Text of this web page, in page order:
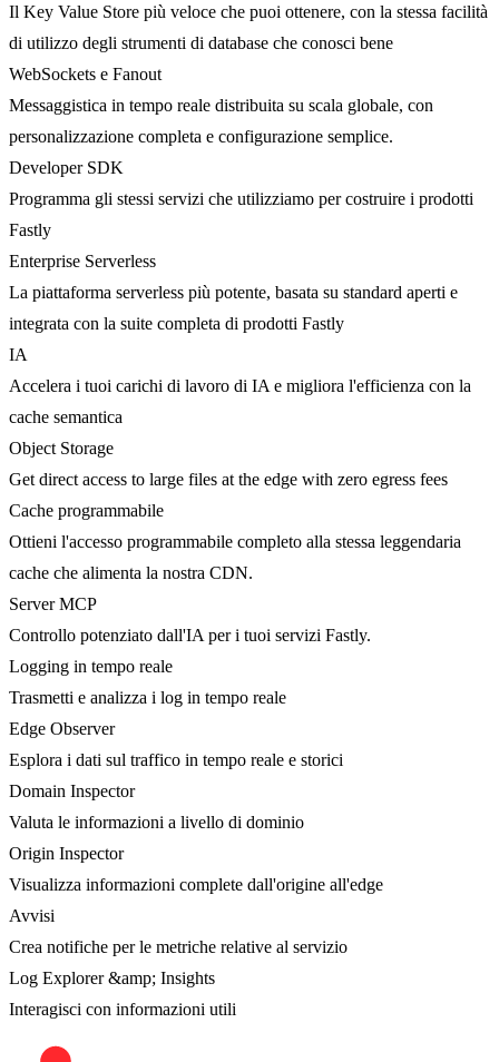
Il Key Value Store più veloce che puoi ottenere, con la stessa facilità
di utilizzo degli strumenti di database che conosci bene
WebSockets e Fanout
Messaggistica in tempo reale distribuita su scala globale, con
personalizzazione completa e configurazione semplice.
Developer SDK
Programma gli stessi servizi che utilizziamo per costruire i prodotti
Fastly
Enterprise Serverless
La piattaforma serverless più potente, basata su standard aperti e
integrata con la suite completa di prodotti Fastly
IA
Accelera i tuoi carichi di lavoro di IA e migliora l'efficienza con la
cache semantica
Object Storage
Get direct access to large files at the edge with zero egress fees
Cache programmabile
Ottieni l'accesso programmabile completo alla stessa leggendaria
cache che alimenta la nostra CDN.
Server MCP
Controllo potenziato dall'IA per i tuoi servizi Fastly.
Logging in tempo reale
Trasmetti e analizza i log in tempo reale
Edge Observer
Esplora i dati sul traffico in tempo reale e storici
Domain Inspector
Valuta le informazioni a livello di dominio
Origin Inspector
Visualizza informazioni complete dall'origine all'edge
Avvisi
Crea notifiche per le metriche relative al servizio
Log Explorer &amp; Insights
Interagisci con informazioni utili